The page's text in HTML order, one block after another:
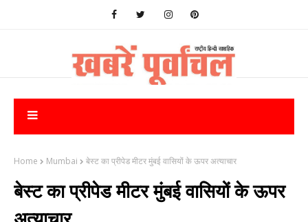
Home Mumbai बेस्ट का प्रीपेड मीटर मुंबई वासियों के ऊपर अत्याचार
बेस्ट का प्रीपेड मीटर मुंबई वासियों के ऊपर